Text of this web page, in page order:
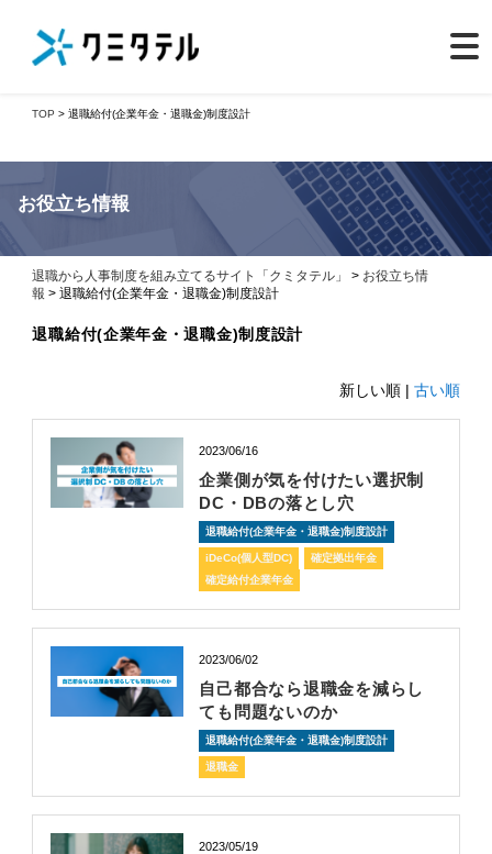
TOP > 退職給付(企業年金・退職金)制度設計
お役立ち情報
退職から人事制度を組み立てるサイト「クミタテル」 > お役立ち情
報 > 退職給付(企業年金・退職金)制度設計
退職給付(企業年金・退職金)制度設計
新しい順 | 古い順
2023/06/16
企業側が気を付けたい選択制
DC・DBの落とし穴
退職給付(企業年金・退職金)制度設計
iDeCo(個人型DC)
確定拠出年金
確定給付企業年金
2023/06/02
自己都合なら退職金を減らし
ても問題ないのか
退職給付(企業年金・退職金)制度設計
退職金
2023/05/19